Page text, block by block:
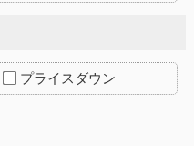
プライスダウン